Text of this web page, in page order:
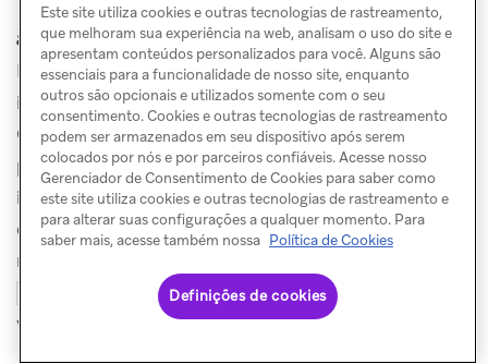
geradas por Liquid
Para URLs geradas por Liquid (por exemplo,
instruções assign no HTML, valores extraídos de um
Content Block ou Liquid em um atributo
personalizado), a Braze precisa de um local claro para
inserir o parâmetro de consulta lid . Na maioria dos
casos, quando o Liquid permanece na URL, a Braze
não infere se deve iniciar uma nova query string com
ou unir a uma query existente com
você adicione esse delimitador.
Este site utiliza cookies e outras tecnologias de rastreamento,
que melhoram sua experiência na web, analisam o uso do site e
apresentam conteúdos personalizados para você. Alguns são
essenciais para a funcionalidade de nosso site, enquanto
outros são opcionais e utilizados somente com o seu
consentimento. Cookies e outras tecnologias de rastreamento
podem ser armazenados em seu dispositivo após serem
colocados por nós e por parceiros confiáveis. Acesse nosso
Gerenciador de Consentimento de Cookies para saber como
este site utiliza cookies e outras tecnologias de rastreamento e
para alterar suas configurações a qualquer momento. Para
saber mais, acesse também nossa Política de Cookies
Definições de cookies